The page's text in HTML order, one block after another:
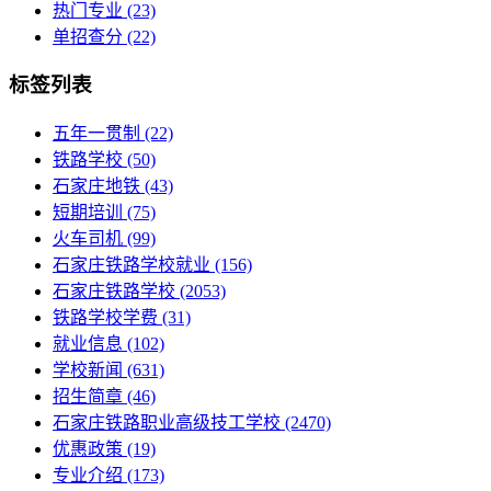
热门专业 (23)
单招查分 (22)
标签列表
五年一贯制 (22)
铁路学校 (50)
石家庄地铁 (43)
短期培训
(75)
火车司机 (99)
石家庄铁路学校就业 (156)
石家庄铁路学校 (2053)
铁路学校学费 (31)
就业信息 (102)
学校新闻 (631)
招生简章 (46)
石家庄铁路职业高级技工学校 (2470)
优惠政策 (19)
专业介绍 (173)